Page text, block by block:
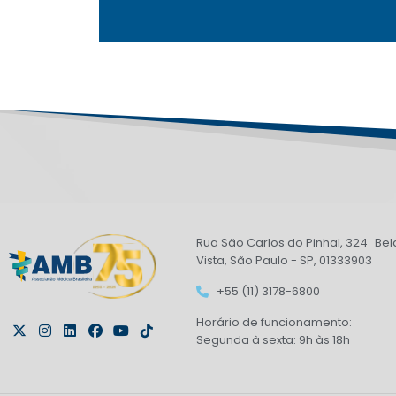
Rua São Carlos do Pinhal, 324
Vista, São Paulo - SP, 01333903
+55 (11) 3178-6800
Horário de funcionamento:
Segunda à sexta: 9h às 18h